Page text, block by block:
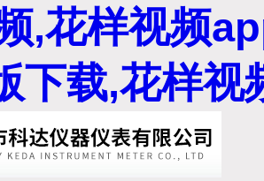
,花样视频
下载,花样视